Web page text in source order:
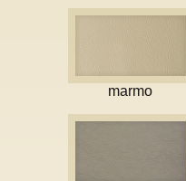
marmo